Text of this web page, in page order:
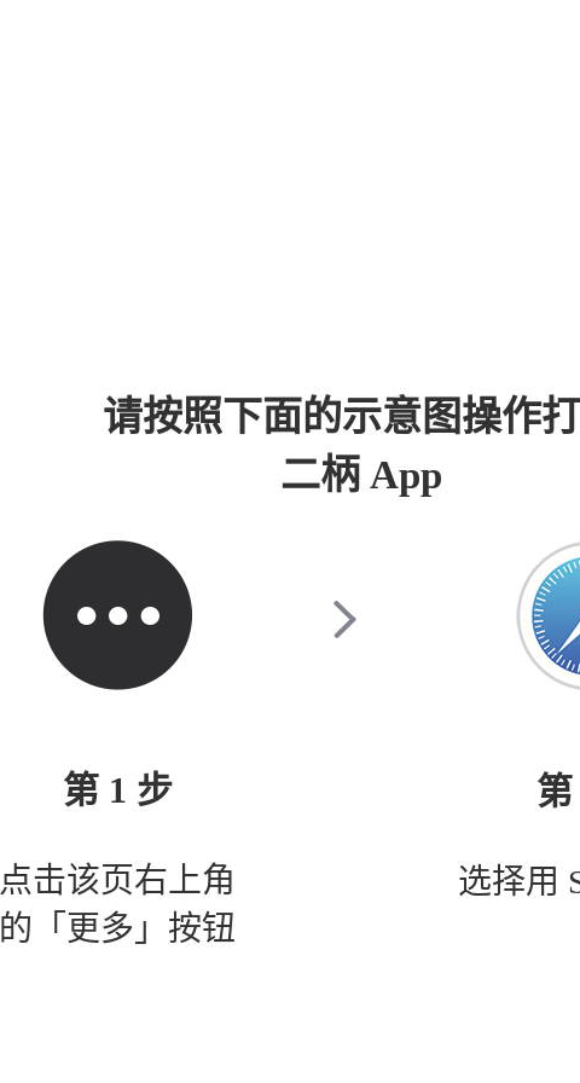
请按照下面的示意图操作
二柄 App
第 1 步
点击该页右上角
的「更多」按钮
选择用